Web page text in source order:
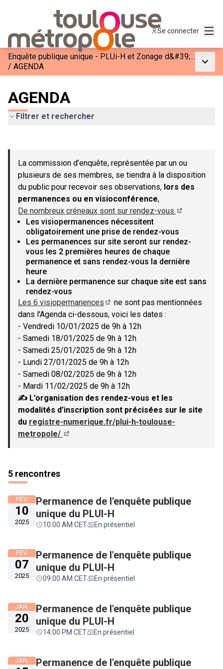
Se connecter
Enquête publique unique - PLUi-H et Zonage d&#39;Assainissement de Toulouse Métropole
/ AGENDA
AGENDA
Filtrer et rechercher
−
La commission d’enquête, représentée par un ou
plusieurs de ses membres, se tiendra à la disposition
du public pour recevoir ses observations, lors des
permanences ou en visioconférence,
De nombreux créneaux sont sur rendez-vous.
Les visiopermanences nécessitent
obligatoirement une prise de rendez-vous
Les permanences sur site seront sur rendez-
vous les 2 premières heures de chaque
permanence et sans rendez-vous la dernière
heure
La dernière permanence sur chaque site est sans
rendez-vous
Les 6 visiopermanences
(Lien externe)
ne sont pas mentionnées
dans l'Agenda ci-dessous, voici les dates :
- Vendredi 10/01/2025 de 9h à 12h
- Samedi 18/01/2025 de 9h à 12h
- Samedi 25/01/2025 de 9h à 12h
- Lundi 27/01/2025 de 9h à 12h
- Samedi 08/02/2025 de 9h à 12h
- Mardi 11/02/2025 de 9h à 12h
✍ L’organisation des rendez-vous et les
modalités d’inscription sont précisées sur le site
du registre-numerique.fr/plui-h-toulouse-
metropole/
5 rencontres
FÉV.
10
2025
Permanence de l'enquête publique
unique du PLUI-H
10:00 AM CET En présentiel
FÉV.
07
2025
Permanence de l'enquête publique
unique du PLUI-H
09:00 AM CET En présentiel
JAN.
20
2025
Permanence de l'enquête publique
unique du PLUI-H
14:00 PM CET En présentiel
JAN. Permanence de l'enquête publique